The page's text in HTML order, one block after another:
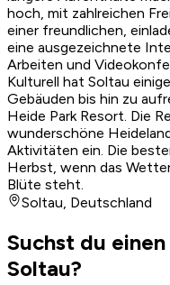
hoch, mit zahlreichen
einer freundlichen,
eine ausgezeichnete
Arbeiten und
Kulturell hat Soltau
Gebäuden bis hin zu
Heide Park Resort. Die
wunderschöne
Aktivitäten ein. Die
Herbst, wenn das
Blüte steht.
Soltau, Deutschland
Suchst du
Soltau?